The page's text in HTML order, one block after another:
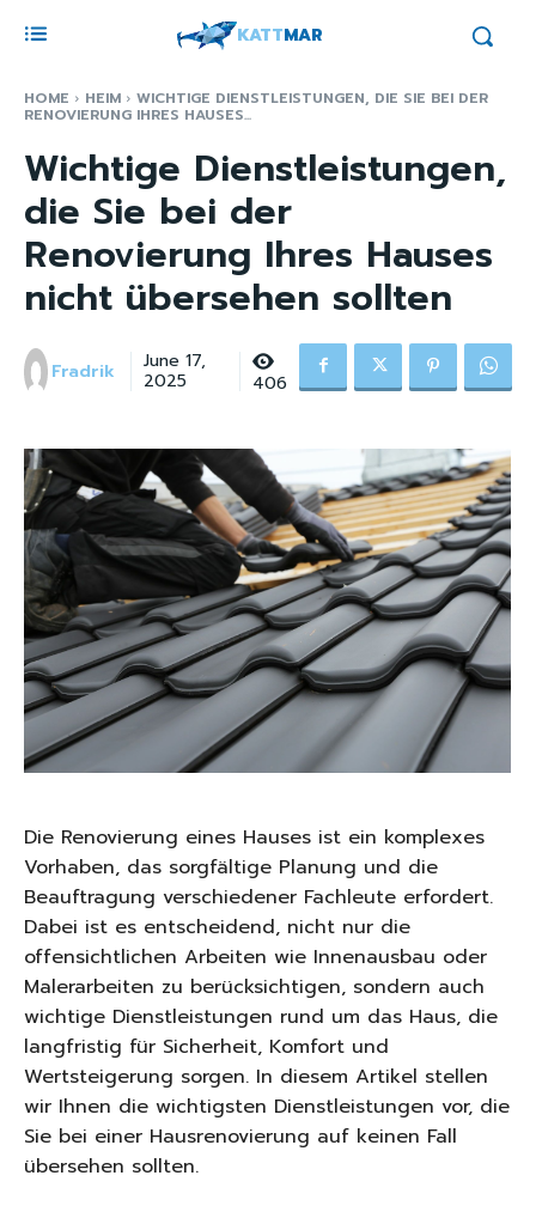
KATTMAR
HOME HEIM WICHTIGE DIENSTLEISTUNGEN, DIE SIE BEI DER
RENOVIERUNG IHRES HAUSES...
Wichtige Dienstleistungen,
die Sie bei der
Renovierung Ihres Hauses
nicht übersehen sollten
Fradrik June 17,
2025 406
Die Renovierung eines Hauses ist ein komplexes
Vorhaben, das sorgfältige Planung und die
Beauftragung verschiedener Fachleute erfordert.
Dabei ist es entscheidend, nicht nur die
offensichtlichen Arbeiten wie Innenausbau oder
Malerarbeiten zu berücksichtigen, sondern auch
wichtige Dienstleistungen rund um das Haus, die
langfristig für Sicherheit, Komfort und
Wertsteigerung sorgen. In diesem Artikel stellen
wir Ihnen die wichtigsten Dienstleistungen vor, die
Sie bei einer Hausrenovierung auf keinen Fall
übersehen sollten.